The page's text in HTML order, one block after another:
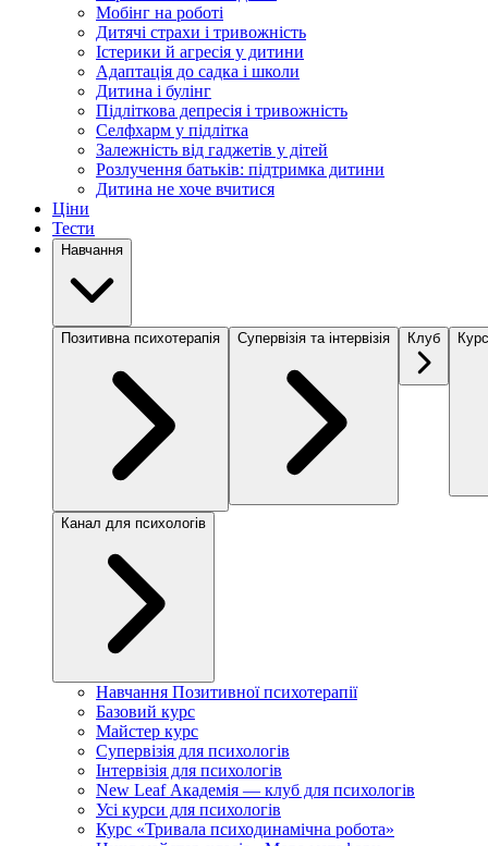
Мобінг на роботі
Дитячі страхи і тривожність
Істерики й агресія у дитини
Адаптація до садка і школи
Дитина і булінг
Підліткова депресія і тривожність
Селфхарм у підлітка
Залежність від гаджетів у дітей
Розлучення батьків: підтримка дитини
Дитина не хоче вчитися
Ціни
Тести
Навчання
Позитивна психотерапія Супервізія та інтервізія Клуб
Канал для психологів
Навчання Позитивної психотерапії
Базовий курс
Майстер курс
Супервізія для психологів
Інтервізія для психологів
New Leaf Академія — клуб для психологів
Усі курси для психологів
Курс «Тривала психодинамічна робота»